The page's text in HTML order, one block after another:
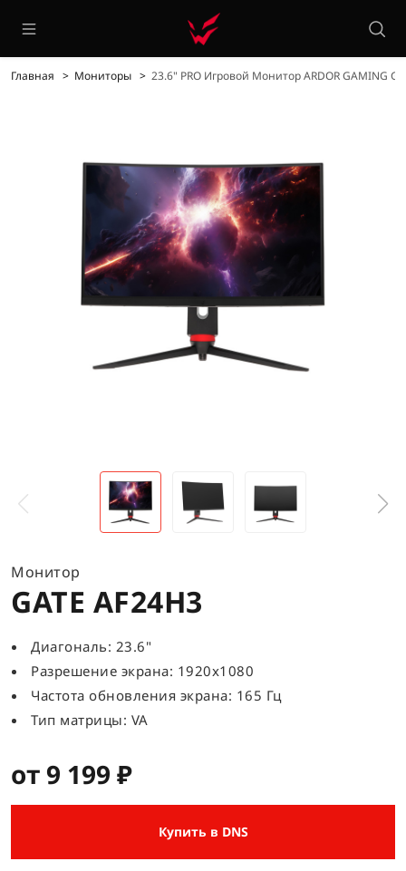
Главная Мониторы 23.6" PRO Игровой Монитор ARDOR GAMING
Монитор
GATE AF24H3
Диагональ: 23.6"
Разрешение экрана: 1920x1080
Частота обновления экрана: 165 Гц
Тип матрицы: VA
от 9 199 ₽
Купить в DNS